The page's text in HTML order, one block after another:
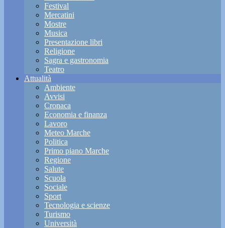
Festival
Mercatini
Mostre
Musica
Presentazione libri
Religione
Sagra e gastronomia
Teatro
Attualità
Ambiente
Avvisi
Cronaca
Economia e finanza
Lavoro
Meteo Marche
Politica
Primo piano Marche
Regione
Salute
Scuola
Sociale
Sport
Tecnologia e scienze
Turismo
Università